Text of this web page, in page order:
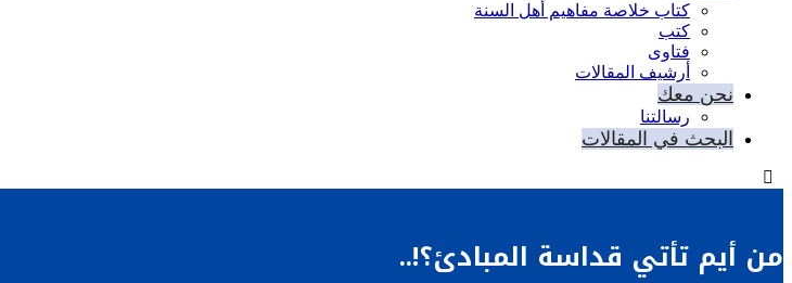
كتاب خلاصة مفاهيم أهل السنة
كتب
فتاوى
أرشيف المقالات
نحن معك
رسالتنا
البحث في المقالات
من أيم تأتي قداسة المبادئ؟!..